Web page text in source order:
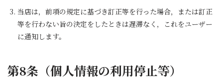
当店は，前項の規定に基づき訂正等を行った場合，または訂正
等を行わない旨の決定をしたときは遅滞なく，これをユーザー
に通知します。
第8条（個人情報の利用停止等）